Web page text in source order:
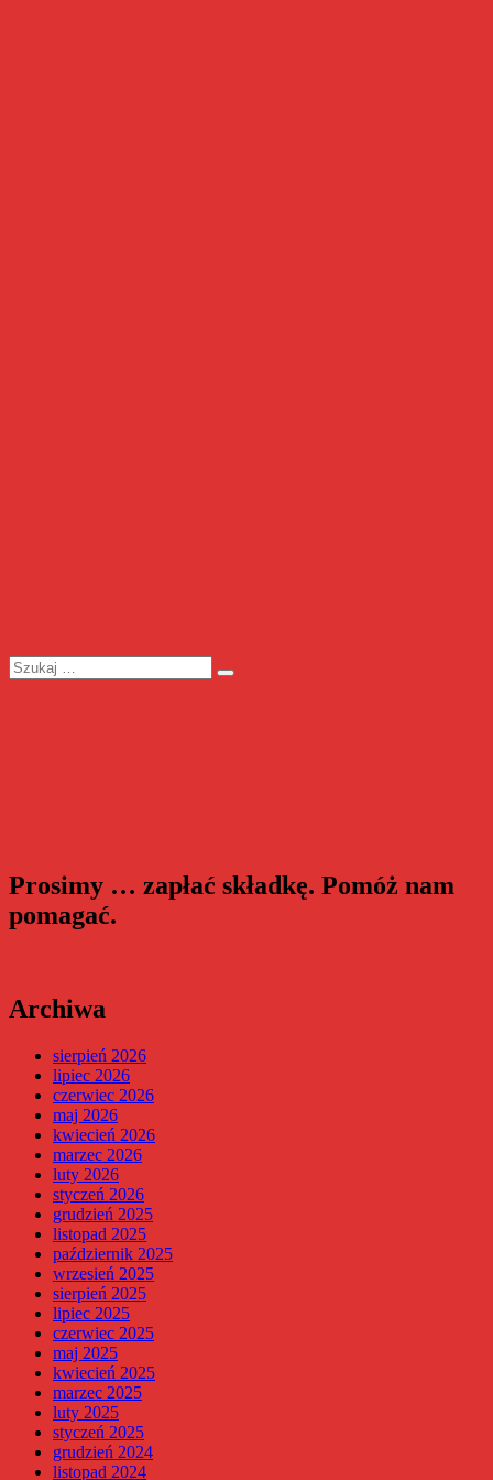
Szukaj:
Szukaj
Prosimy … zapłać składkę. Pomóż nam
pomagać.
Archiwa
sierpień 2026
lipiec 2026
czerwiec 2026
maj 2026
kwiecień 2026
marzec 2026
luty 2026
styczeń 2026
grudzień 2025
listopad 2025
październik 2025
wrzesień 2025
sierpień 2025
lipiec 2025
czerwiec 2025
maj 2025
kwiecień 2025
marzec 2025
luty 2025
styczeń 2025
grudzień 2024
listopad 2024